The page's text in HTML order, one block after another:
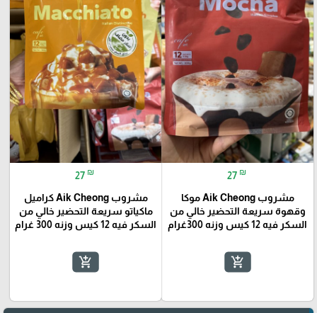
27 ₪
مشروب Aik Cheong موكا
وقهوة سريعة التحضير خالي من
السكر فيه 12 كيس وزنه 300غرام
add_shopping_cart
27 ₪
مشروب Aik Cheong كراميل
ماكياتو سريعة التحضير خالي من
السكر فيه 12 كيس وزنه 300 غرام
add_shopping_cart